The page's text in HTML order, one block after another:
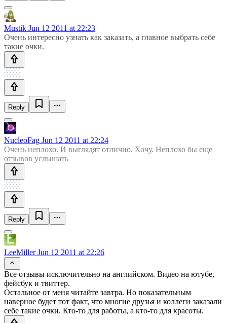
Mustik Jun 12 2011 at 22:23
Очень интересно узнать как заказать, а главное выбрать себе
такие очки.
Reply
NucleoFag Jun 12 2011 at 22:24
Очень неплохо. И выглядят отлично. Хочу. Неплохо бы еще
отзывов услышать
Reply
LeeMillerJun 12 2011 at 22:26
Все отзывы исключительно на английском. Видео на ютубе,
фейсбук и твиттер.
Остальное от меня читайте завтра. Но показательным
наверное будет тот факт, что многие друзья и коллеги заказали
себе такие очки. Кто-то для работы, а кто-то для красоты.